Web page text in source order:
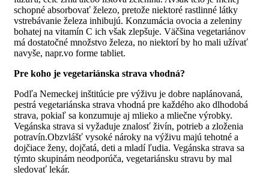
schopné absorbovať železo, pretože niektoré rastlinné látky
vstrebávanie železa inhibujú. Konzumácia ovocia a zeleniny
bohatej na vitamín C ich však zlepšuje. Väčšina vegetariánov
má dostatočné množstvo železa, no niektorí by ho mali užívať
navyše, napr.vo forme tabliet.
Pre koho je vegetariánska strava vhodná?
Podľa Nemeckej inštitúcie pre výživu je dobre naplánovaná,
pestrá vegetariánska strava vhodná pre každého ako dlhodobá
strava, pokiaľ sa konzumuje aj mlieko a mliečne výrobky.
Vegánska strava si vyžaduje znalosť živín, potrieb a zloženia
potravín.Obzvlášť vysoké nároky na výživu majú tehotné a
dojčiace ženy, dojčatá, deti a mladí ľudia. Vegánska strava sa
týmto skupinám neodporúča, vegetariánsku stravu by mal
sledovať lekár.